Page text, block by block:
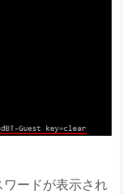
ードが表示され